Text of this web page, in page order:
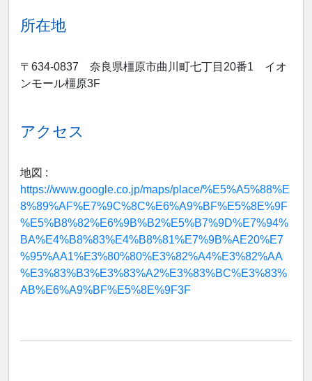
所在地
〒634-0837 奈良県橿原市曲川町七丁目20番1 イオ
ンモール橿原3F
アクセス
地図 :
https://www.google.co.jp/maps/place/%E5%A5%88%E
8%89%AF%E7%9C%8C%E6%A9%BF%E5%8E%9F
%E5%B8%82%E6%9B%B2%E5%B7%9D%E7%94%
BA%E4%B8%83%E4%B8%81%E7%9B%AE20%E7
%95%AA1%E3%80%80%E3%82%A4%E3%82%AA
%E3%83%B3%E3%83%A2%E3%83%BC%E3%83%
AB%E6%A9%BF%E5%8E%9F3F